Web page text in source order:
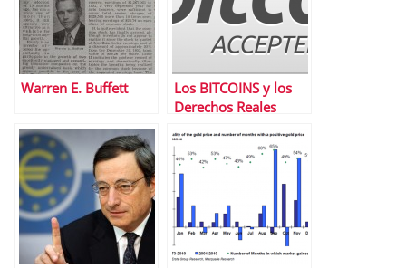
Warren E. Buffett
Los BITCOINS y los
Derechos Reales